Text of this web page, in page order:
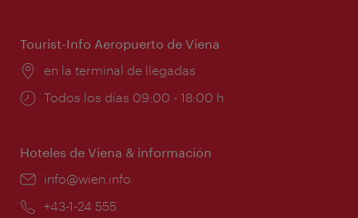
Tourist-Info Aeropuerto de Viena
Lugar:
en la terminal de llegadas
Horarios
Todos los días 09:00 - 18:00 h
Hoteles de Viena & información
e-
info@wien.info
Teléfono:
+43-1-24 555